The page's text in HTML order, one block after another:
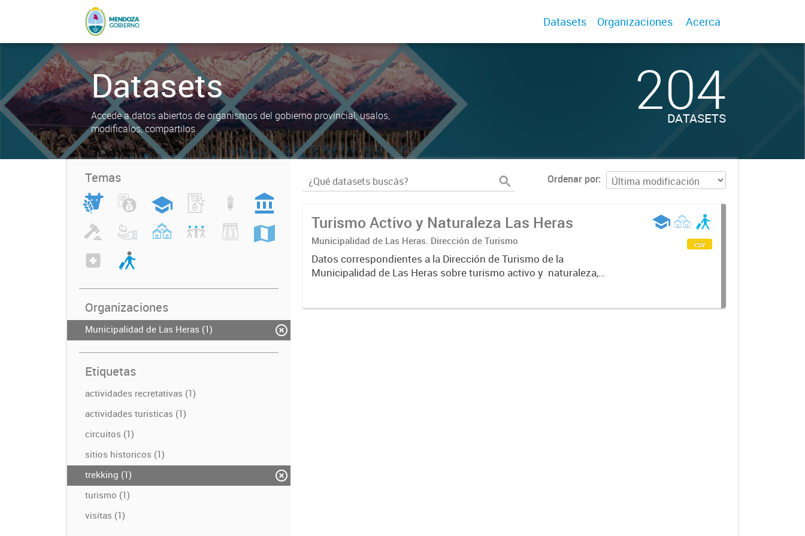
Datasets Organizaciones Acerca
Datasets
Accede a datos abiertos de organismos del gobierno provincial, usalos,
modificalos, compartilos.
204
DATASETS
Temas
Organizaciones
Municipalidad de Las Heras (1)
Etiquetas
actividades recretativas (1)
actividades turisticas (1)
circuitos (1)
sitios historicos (1)
trekking (1)
turismo (1)
visitas (1)
Ordenar por
Turismo Activo y Naturaleza Las Heras
Municipalidad de Las Heras. Dirección de Turismo
Datos correspondientes a la Dirección de Turismo de la
Municipalidad de Las Heras sobre turismo activo y naturaleza,
csv